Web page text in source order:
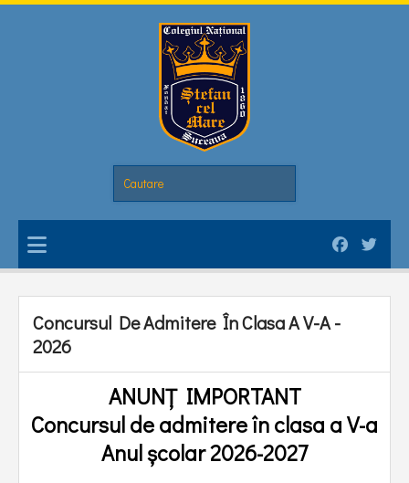
Concursul De Admitere În Clasa A V-A -
2026
ANUNȚ IMPORTANT
Concursul de admitere în clasa a V-a
Anul școlar 2026-2027